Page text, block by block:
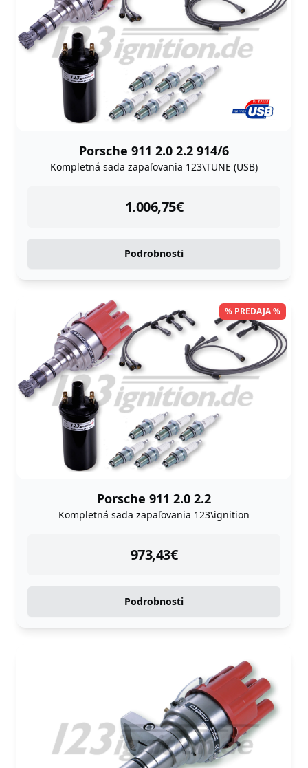
Porsche 911 2.0 2.2 914/6
Kompletná sada zapaľovania 123\TUNE (USB)
1.006,75€
instock
Podrobnosti
% PREDAJA %
Porsche 911 2.0 2.2
Kompletná sada zapaľovania 123\ignition
973,43€
instock
Podrobnosti